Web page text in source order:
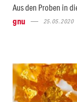
Aus den Proben in
gnu
25.05.2020